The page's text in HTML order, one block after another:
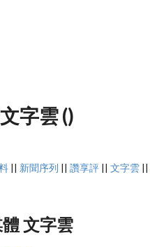
字雲 ()
|| 新聞序列 || 讚享評|| 文字雲||
文字雲